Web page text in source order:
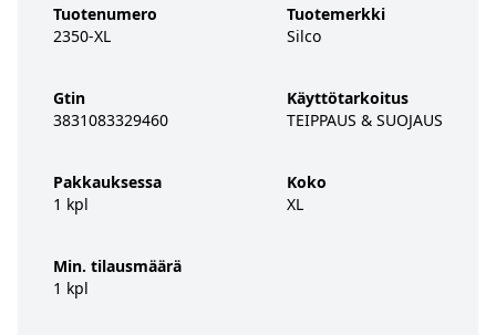
Tuotenumero
2350-XL
Gtin
3831083329460
Pakkauksessa
1 kpl
Min. tilausmäärä
1 kpl
Tuotemerkki
Silco
Käyttötarkoitus
TEIPPAUS & SUOJAUS
Koko
XL